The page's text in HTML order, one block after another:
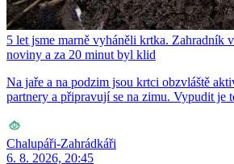
5 let jsme marně vyháněli krtka. Zahradník
noviny a za 20 minut byl klid
Na jaře a na podzim jsou krtci obzvláště
partnery a připravují se na zimu. Vypudit je
Chalupáři-Zahrádkáři
6. 8. 2026, 20:45